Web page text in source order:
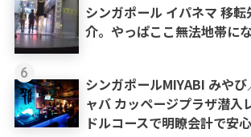
シンガポール イパネマ 移
介。やっぱここ無法地帯に
6
シンガポールMIYABI みや
ャバ カッページプラザ潜入
ドルコースで明瞭会計で安心